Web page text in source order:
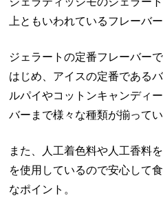
上ともいわれているフレーバー
ジェラートの定番フレーバー
はじめ、アイスの定番である
ルパイやコットンキャンディ
バーまで様々な種類が揃ってい
また、人工着色料や人工香料
を使用しているので安心して
なポイント。